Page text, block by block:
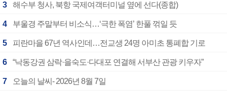
3 해수부 청사, 북항 국제여객터미널 옆에 선다(종합)
4 부울경 주말부터 비소식…‘극한 폭염’ 한풀 꺾일 듯
5 피란마을 67년 역사인데…전교생 24명 아미초 통폐합 기로
6 “낙동강권 삼락·을숙도·다대포 연결해 서부산 관광 키우자”
7 오늘의 날씨- 2026년 8월 7일